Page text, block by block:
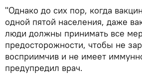
"Однако до сих пор, когда
одной пятой населения, даже
люди должны принимать все
предосторожности, чтобы не
восприимчив и не имеет
предупредил врач.